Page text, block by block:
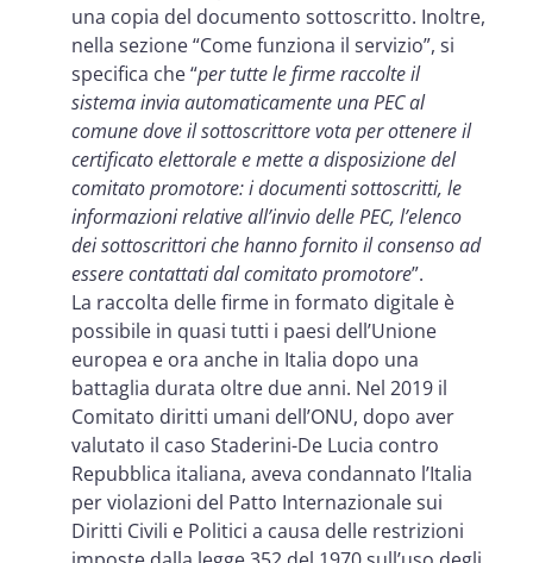
una copia del documento sottoscritto. Inoltre,
nella sezione “Come funziona il servizio”, si
specifica che “per tutte le firme raccolte il
sistema invia automaticamente una PEC al
comune dove il sottoscrittore vota per ottenere il
certificato elettorale e mette a disposizione del
comitato promotore: i documenti sottoscritti, le
informazioni relative all’invio delle PEC, l’elenco
dei sottoscrittori che hanno fornito il consenso ad
essere contattati dal comitato promotore”.
La raccolta delle firme in formato digitale è
possibile in quasi tutti i paesi dell’Unione
europea e ora anche in Italia dopo una
battaglia durata oltre due anni. Nel 2019 il
Comitato diritti umani dell’ONU, dopo aver
valutato il caso Staderini-De Lucia contro
Repubblica italiana, aveva condannato l’Italia
per violazioni del Patto Internazionale sui
Diritti Civili e Politici a causa delle restrizioni